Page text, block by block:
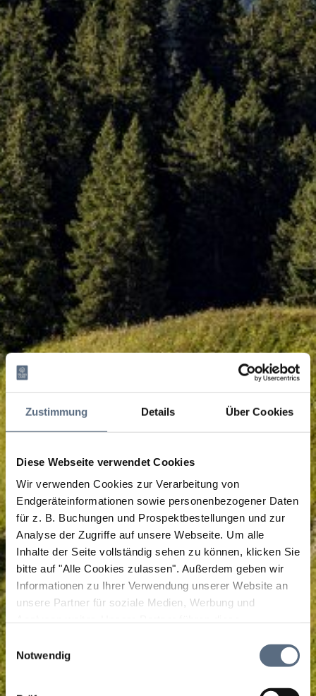
Zustimmung Details Über Cookies
Diese Webseite verwendet Cookies
Wir verwenden Cookies zur Verarbeitung von
Endgeräteinformationen sowie personenbezogener Daten
für z. B. Buchungen und Prospektbestellungen und zur
Analyse der Zugriffe auf unsere Webseite. Um alle
Inhalte der Seite vollständig sehen zu können, klicken Sie
bitte auf "Alle Cookies zulassen". Außerdem geben wir
Informationen zu Ihrer Verwendung unserer Website an
unsere Partner für soziale Medien, Werbung und
zusammen, die Sie ihnen bereitgestellt haben oder die
sie im Rahmen Ihrer Nutzung der Dienste gesammelt
Notwendig